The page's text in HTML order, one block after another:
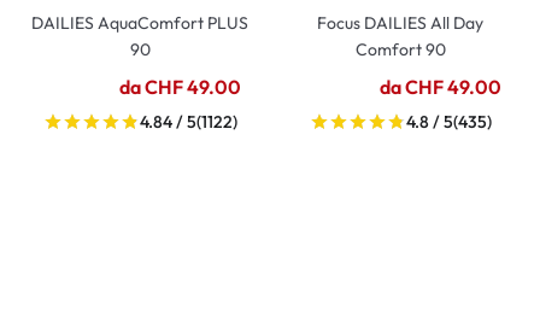
DAILIES AquaComfort PLUS
90
da CHF 49.00
4.84 / 5(1122)
Focus DAILIES All Day
Comfort 90
da CHF 49.00
4.8 / 5(435)